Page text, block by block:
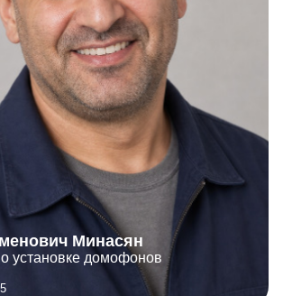
Минасян
установке домофонов